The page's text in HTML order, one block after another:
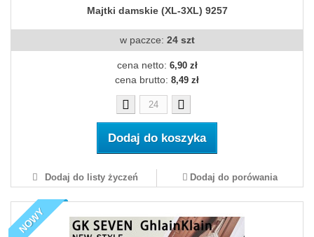
Majtki damskie (XL-3XL) 9257
w paczce: 24 szt
cena netto: 6,90 zł
cena brutto: 8,49 zł
Dodaj do koszyka
Dodaj do listy życzeń Dodaj do porówania
NOWY